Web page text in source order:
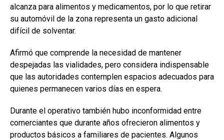
alcanza para alimentos y medicamentos, por lo que retirar
su automóvil de la zona representa un gasto adicional
difícil de solventar.
Afirmó que comprende la necesidad de mantener
despejadas las vialidades, pero considera indispensable
que las autoridades contemplen espacios adecuados para
quienes permanecen varios días en espera.
Durante el operativo también hubo inconformidad entre
comerciantes que durante años ofrecieron alimentos y
productos básicos a familiares de pacientes. Algunos